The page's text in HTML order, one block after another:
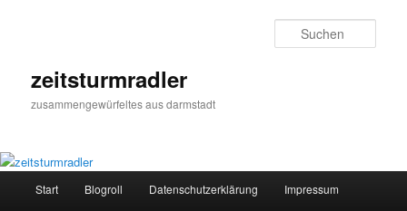
zeitsturmradler
zusammengewürfeltes aus darmstadt
Start Blogroll Datenschutzerklärung Impressum